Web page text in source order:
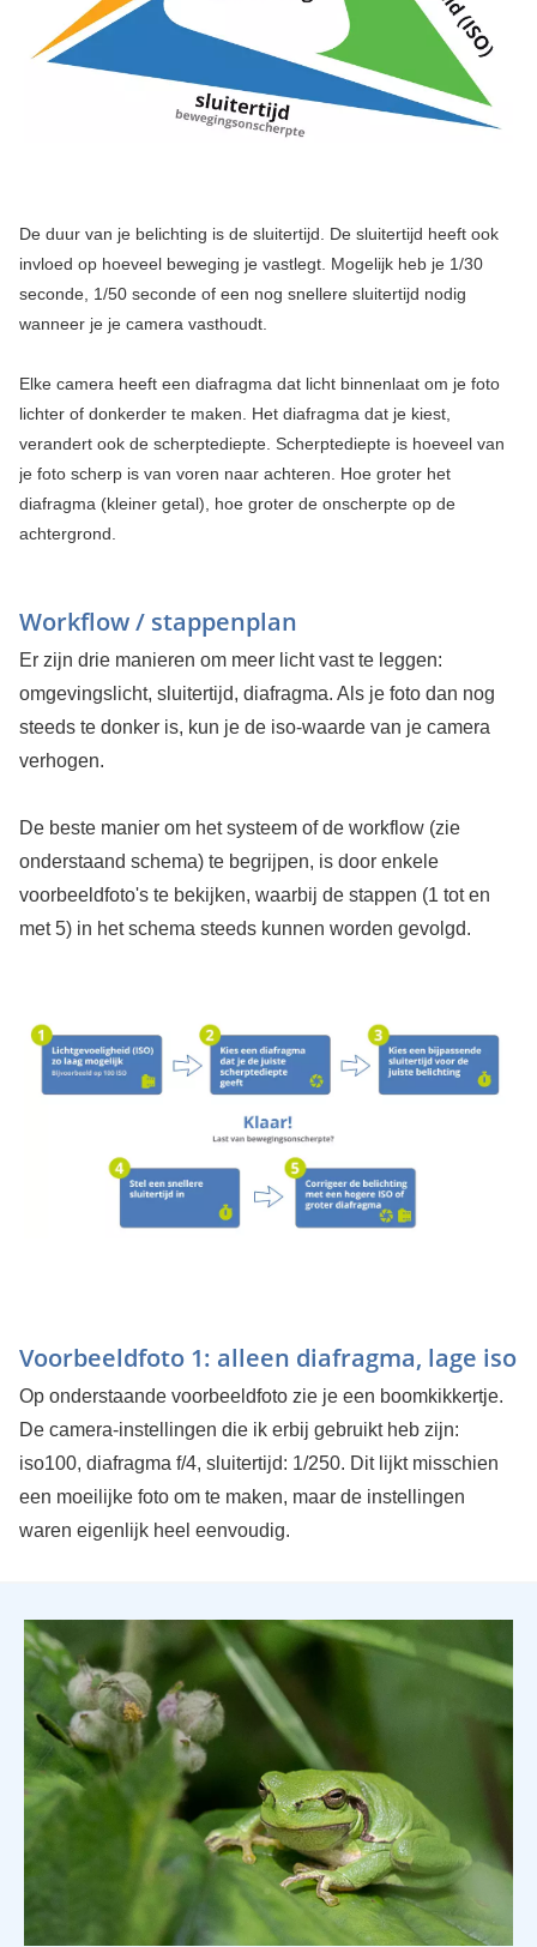
De duur van je belichting is de sluitertijd. De sluitertijd heeft ook
invloed op hoeveel beweging je vastlegt. Mogelijk heb je 1/30
seconde, 1/50 seconde of een nog snellere sluitertijd nodig
wanneer je je camera vasthoudt.
Elke camera heeft een diafragma dat licht binnenlaat om je foto
lichter of donkerder te maken. Het diafragma dat je kiest,
verandert ook de scherptediepte. Scherptediepte is hoeveel van
je foto scherp is van voren naar achteren. Hoe groter het
diafragma (kleiner getal), hoe groter de onscherpte op de
achtergrond.
Workflow / stappenplan
Er zijn drie manieren om meer licht vast te leggen:
omgevingslicht, sluitertijd, diafragma. Als je foto dan nog
steeds te donker is, kun je de iso-waarde van je camera
verhogen.
De beste manier om het systeem of de workflow (zie
onderstaand schema) te begrijpen, is door enkele
voorbeeldfoto's te bekijken, waarbij de stappen (1 tot en
met 5) in het schema steeds kunnen worden gevolgd.
Voorbeeldfoto 1: alleen diafragma, lage iso
Op onderstaande voorbeeldfoto zie je een boomkikkertje.
De camera-instellingen die ik erbij gebruikt heb zijn:
iso100, diafragma f/4, sluitertijd: 1/250. Dit lijkt misschien
een moeilijke foto om te maken, maar de instellingen
waren eigenlijk heel eenvoudig.